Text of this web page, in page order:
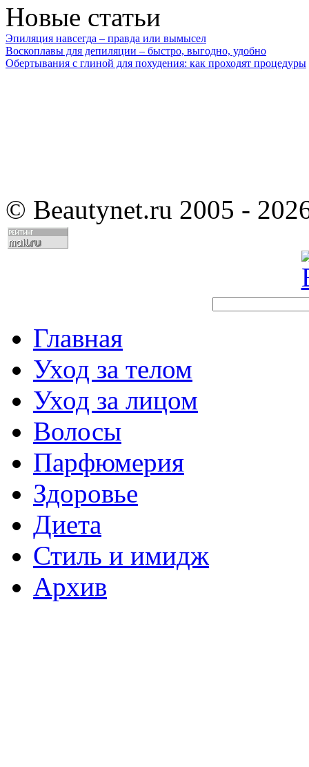
Новые статьи
Эпиляция навсегда – правда или вымысел
Воскоплавы для депиляции – быстро, выгодно, удобно
Обертывания с глиной для похудения: как проходят процедуры
© Beautynet.ru 2005 -
Главная
Уход за телом
Уход за лицом
Волосы
Парфюмерия
Здоровье
Диета
Стиль и имидж
Архив